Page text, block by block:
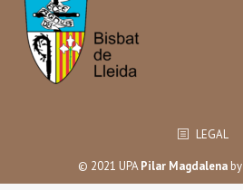
LEGAL
© 2021 UPAPilar Magdalenaby